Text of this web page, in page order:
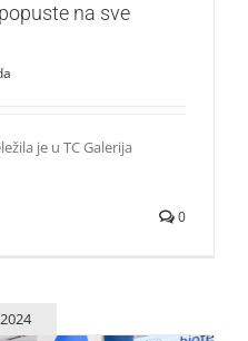
na sve
je u TC Galerija
0